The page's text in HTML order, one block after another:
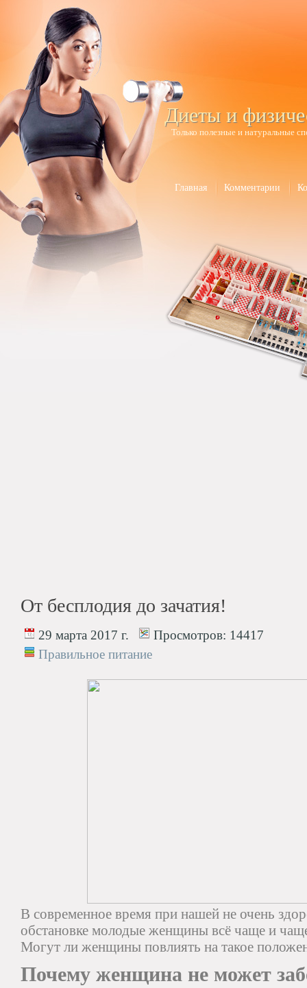
Диеты и
Только полезные и натуральные
Главная Комментарии
От бесплодия до зачатия!
29 марта 2017 г. Просмотров: 14417
Правильное питание
В современное время при нашей не очень
обстановке молодые женщины всё чаще и
Могут ли женщины повлиять на такое
Почему женщина не может